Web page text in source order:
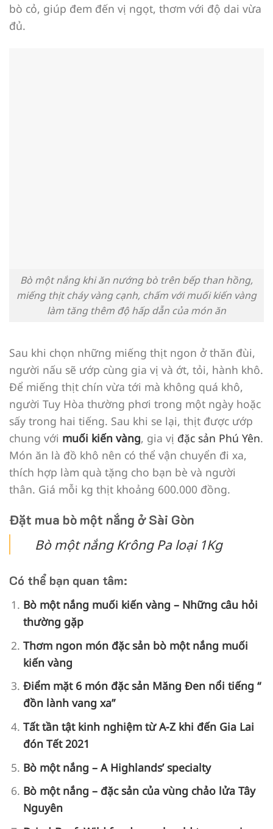
bò cỏ, giúp đem đến vị ngọt, thơm với độ dai vừa
đủ.
Bò một nắng khi ăn nướng bò trên bếp than hồng,
miếng thịt cháy vàng cạnh, chấm với muối kiến vàng
làm tăng thêm độ hấp dẫn của món ăn
Sau khi chọn những miếng thịt ngon ở thăn đùi,
người nấu sẽ ướp cùng gia vị và ớt, tỏi, hành khô.
Để miếng thịt chín vừa tới mà không quá khô,
người Tuy Hòa thường phơi trong một ngày hoặc
sấy trong hai tiếng. Sau khi se lại, thịt được ướp
chung với muối kiến vàng, gia vị đặc sản Phú Yên.
Món ăn là đồ khô nên có thể vận chuyển đi xa,
thích hợp làm quà tặng cho bạn bè và người
thân. Giá mỗi kg thịt khoảng 600.000 đồng.
Đặt mua bò một nắng ở Sài Gòn
Bò một nắng Krông Pa loại 1Kg
Có thể bạn quan tâm:
Bò một nắng muối kiến vàng – Những câu hỏi
thường gặp
Thơm ngon món đặc sản bò một nắng muối
kiến vàng
Điểm mặt 6 món đặc sản Măng Đen nổi tiếng “
đồn lành vang xa”
Tất tần tật kinh nghiệm từ A-Z khi đến Gia Lai
đón Tết 2021
Bò một nắng – A Highlands’ specialty
Bò một nắng – đặc sản của vùng chảo lửa Tây
Nguyên